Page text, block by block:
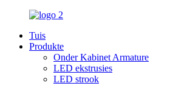
Tuis
Produkte
Onder Kabinet Armature
LED ekstrusies
LED strook